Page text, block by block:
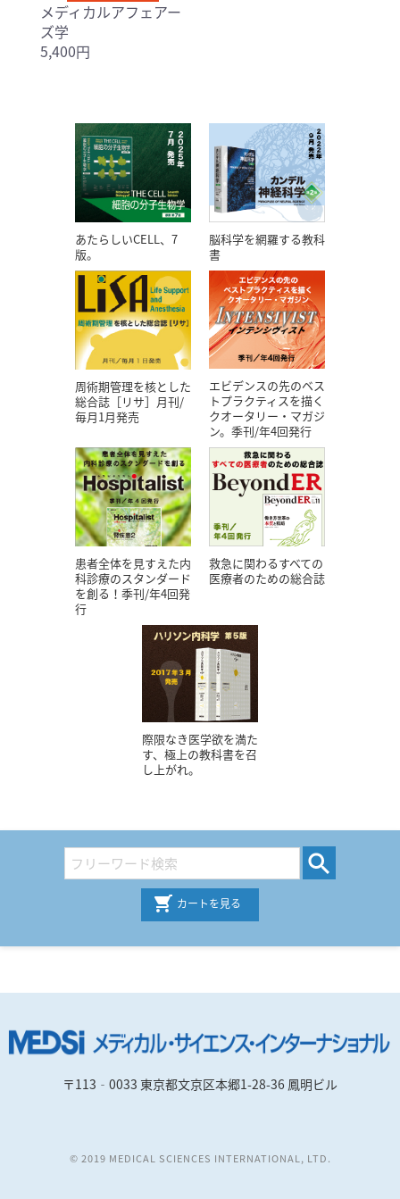
メディカルアフェアー
ズ学
5,400円
あたらしいCELL、7
版。
脳科学を網羅する教科
書
周術期管理を核とした
総合誌［リサ］月刊/
毎月1月発売
エビデンスの先のベス
トプラクティスを描く
クオータリー・マガジ
ン。季刊/年4回発行
患者全体を見すえた内
科診療のスタンダード
を創る！季刊/年4回発
行
救急に関わるすべての
医療者のための総合誌
際限なき医学欲を満た
す、極上の教科書を召
し上がれ。
カートを見る
〒113‐0033 東京都文京区本郷1-28-36 鳳明ビル
© 2019 MEDICAL SCIENCES INTERNATIONAL, LTD.